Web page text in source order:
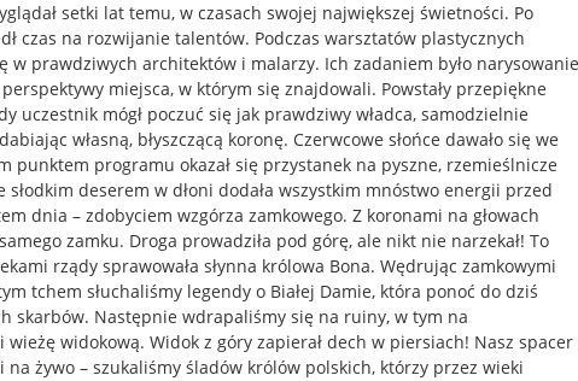
setki lat temu, w czasach swojej największej świetności. Po
czas na rozwijanie talentów. Podczas warsztatów plastycznych
w prawdziwych architektów i malarzy. Ich zadaniem było narysowanie
miejsca, w którym się znajdowali. Powstały przepiękne
uczestnik mógł poczuć się jak prawdziwy władca, samodzielnie
własną, błyszczącą koronę. Czerwcowe słońce dawało się we
punktem programu okazał się przystanek na pyszne, rzemieślnicze
słodkim deserem w dłoni dodała wszystkim mnóstwo energii przed
dnia – zdobyciem wzgórza zamkowego. Z koronami na głowach
zamku. Droga prowadziła pod górę, ale nikt nie narzekał! To
rządy sprawowała słynna królowa Bona. Wędrując zamkowymi
tchem słuchaliśmy legendy o Białej Damie, która ponoć do dziś
skarbów. Następnie wdrapaliśmy się na ruiny, w tym na
wieżę widokową. Widok z góry zapierał dech w piersiach! Nasz spacer
na żywo – szukaliśmy śladów królów polskich, którzy przez wieki